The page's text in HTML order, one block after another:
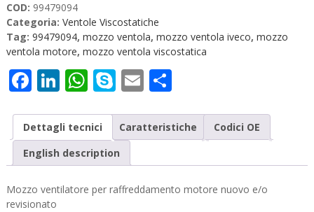
fori
Iveco
99479094
quantità
COD: 99479094
Categoria: Ventole Viscostatiche
Tag: 99479094, mozzo ventola, mozzo ventola iveco, mozzo
ventola motore, mozzo ventola viscostatica
Facebook
LinkedIn
WhatsApp
Skype
EmailCondividi
Dettagli tecnici Caratteristiche
Codici OE
English description
Mozzo ventilatore per raffreddamento motore nuovo e/o
revisionato